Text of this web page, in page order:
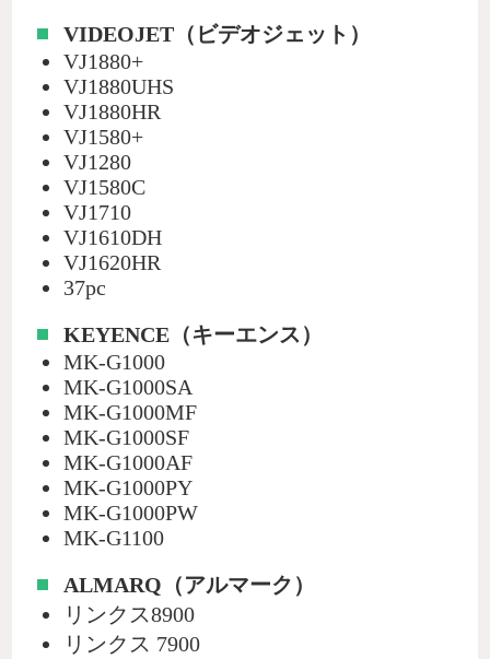
VIDEOJET（ビデオジェット）
VJ1880+
VJ1880UHS
VJ1880HR
VJ1580+
VJ1280
VJ1580C
VJ1710
VJ1610DH
VJ1620HR
37pc
KEYENCE（キーエンス）
MK-G1000
MK-G1000SA
MK-G1000MF
MK-G1000SF
MK-G1000AF
MK-G1000PY
MK-G1000PW
MK-G1100
ALMARQ（アルマーク）
リンクス8900
リンクス 7900